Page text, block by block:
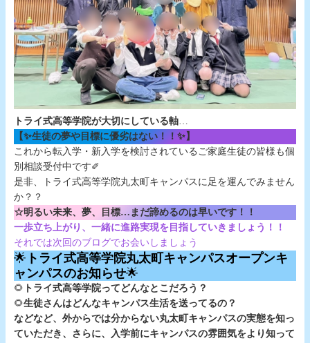
トライ式高等学院が大切にしている軸…
【✨生徒の夢や目標に優劣はない！！✨】
これから転入学・新入学を検討されているご家庭生徒の皆様も個
別相談受付中です✐
是非、トライ式高等学院丸太町キャンパスに足を運んでみません
か？？
☆明るい未来、夢、目標…まだ諦めるのは早いです！！
一歩立ち上がり、一緒に進路実現を目指していきましょう！！
それでは次回のブログでお会いしましょう
🌟 トライ式高等学院丸太町キャンパスオープンキ
ャンパスのお知らせ🌟
🌻 トライ式高等学院ってどんなとこだろう？
🌻生徒さんはどんなキャンパス生活を送ってるの？
などなど、外からでは分からない丸太町キャンパスの実態を知っ
ていただき、さらに、入学前にキャンパスの雰囲気をより知って